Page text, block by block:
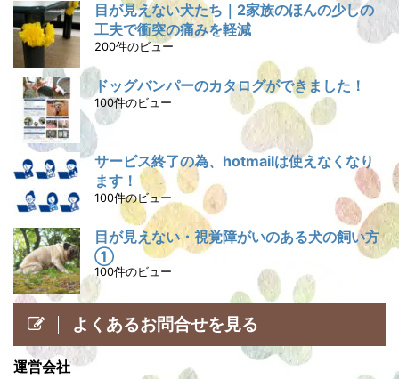
目が見えない犬たち｜2家族のほんの少しの
工夫で衝突の痛みを軽減
200件のビュー
ドッグバンパーのカタログができました！
100件のビュー
サービス終了の為、hotmailは使えなくなり
ます！
100件のビュー
目が見えない・視覚障がいのある犬の飼い方
①
100件のビュー
よくあるお問合せを見る
運営会社